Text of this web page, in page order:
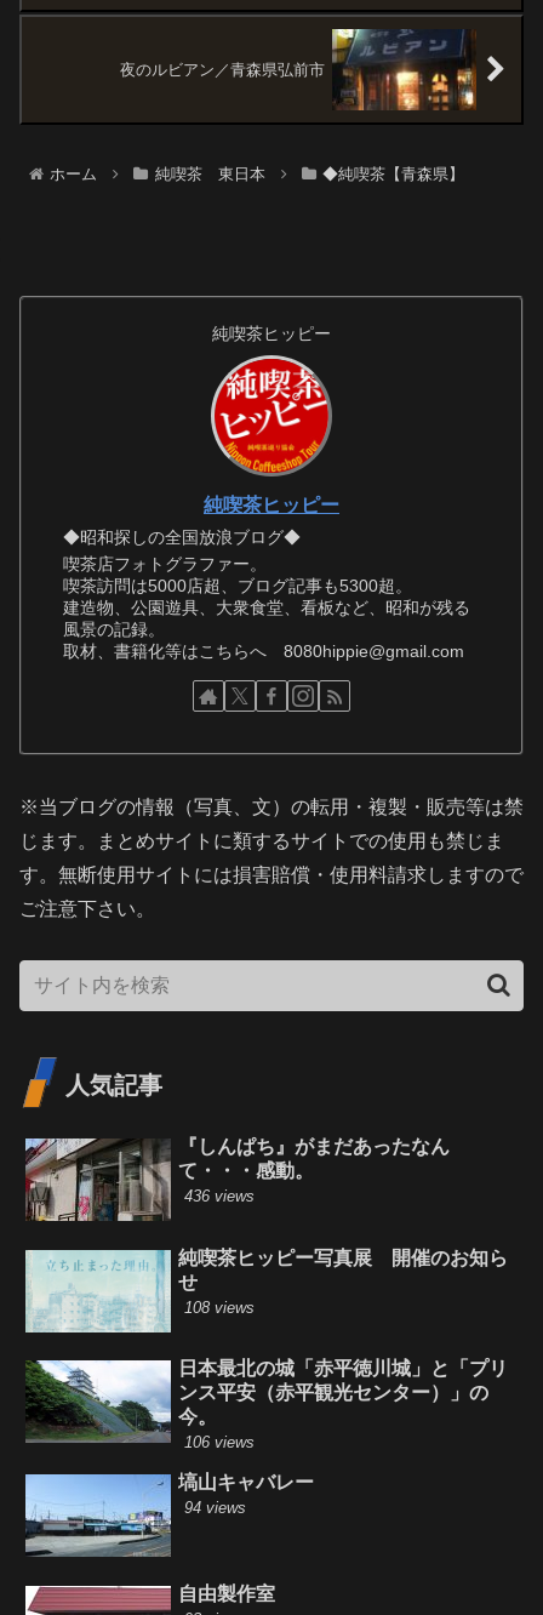
夜のルビアン／青森県弘前市
ホーム 純喫茶 東日本 ◆純喫茶【青森県】
純喫茶ヒッピー
純喫茶ヒッピー
◆昭和探しの全国放浪ブログ◆
喫茶店フォトグラファー。
喫茶訪問は5000店超、ブログ記事も5300超。
建造物、公園遊具、大衆食堂、看板など、昭和が残る
風景の記録。
取材、書籍化等はこちらへ 8080hippie@gmail.com
※当ブログの情報（写真、文）の転用・複製・販売等は禁
じます。まとめサイトに類するサイトでの使用も禁じま
す。無断使用サイトには損害賠償・使用料請求しますので
ご注意下さい。
人気記事
『しんぱち』がまだあったなん
て・・・感動。
436 views
純喫茶ヒッピー写真展 開催のお知ら
せ
108 views
日本最北の城「赤平徳川城」と「プリ
ンス平安（赤平観光センター）」の
今。
106 views
塙山キャバレー
94 views
自由製作室